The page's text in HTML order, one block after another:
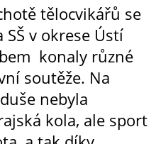
tělocvikářů se
SŠ v okrese Ústí
konaly různé
soutěže. Na
nebyla
kola, ale sport